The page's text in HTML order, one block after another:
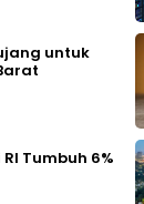
untuk
Tumbuh 6%